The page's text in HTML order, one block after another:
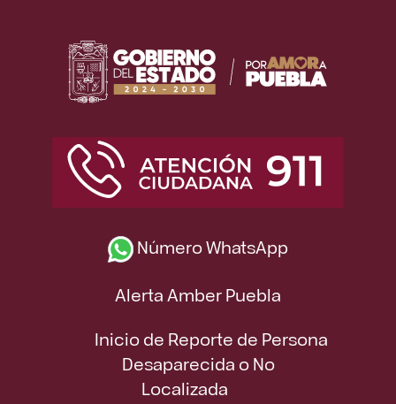
Número WhatsApp
Alerta Amber Puebla
Inicio de Reporte de Persona
Desaparecida o No
Localizada